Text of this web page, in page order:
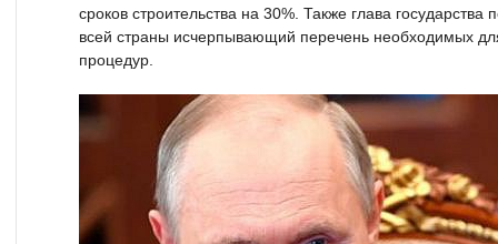
сроков строительства на 30%. Также глава
всей страны исчерпывающий перечень необходимых
процедур.